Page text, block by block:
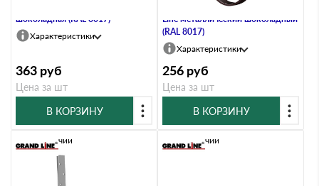
шоколадная (RAL 8017)
Характеристики
363 руб
Цена за шт
В КОРЗИНУ
Кронштейн желоба ПВХ Grand
Line металлический шоколадный
(RAL 8017)
Характеристики
256 руб
Цена за шт
В КОРЗИНУ
В наличии В наличии